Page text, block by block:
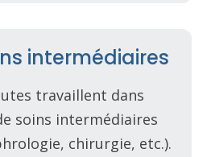
intermédiaires
travaillent dans
soins intermédiaires
chirurgie, etc.).